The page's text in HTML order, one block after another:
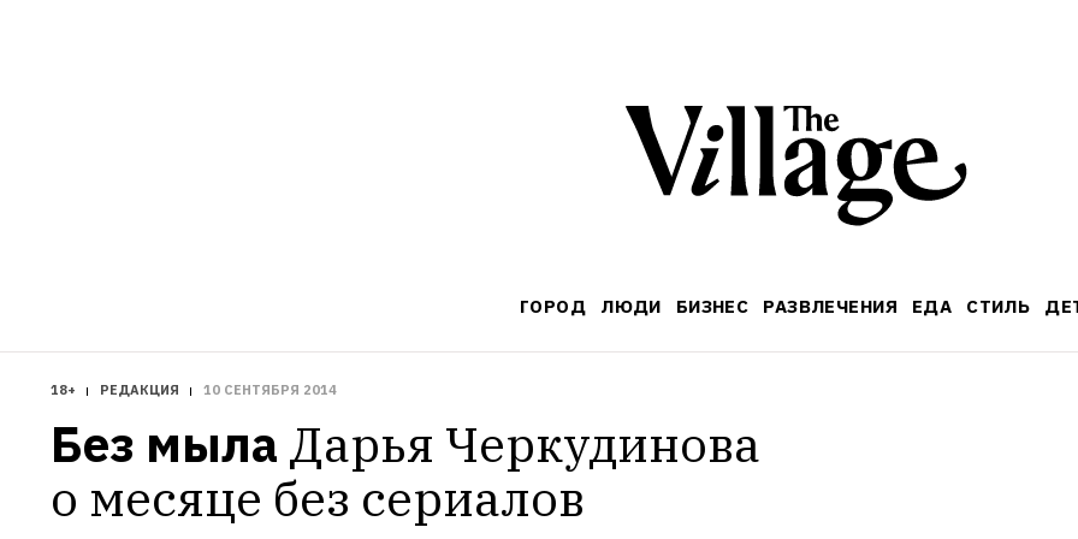
ГОРОД ЛЮДИ БИЗНЕС РАЗВЛЕЧЕНИЯ ЕДА СТИЛЬ
18+ РЕДАКЦИЯ 10 СЕНТЯБРЯ 2014
Без мыла Дарья Черкудинова
о месяце без сериалов